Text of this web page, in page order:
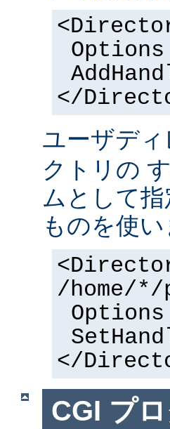
Options
</
ユーザデ
クトリの
ムとして
ものを使い
/home/
Options
</
CGI プ